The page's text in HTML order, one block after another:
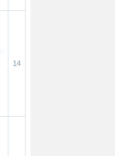
14